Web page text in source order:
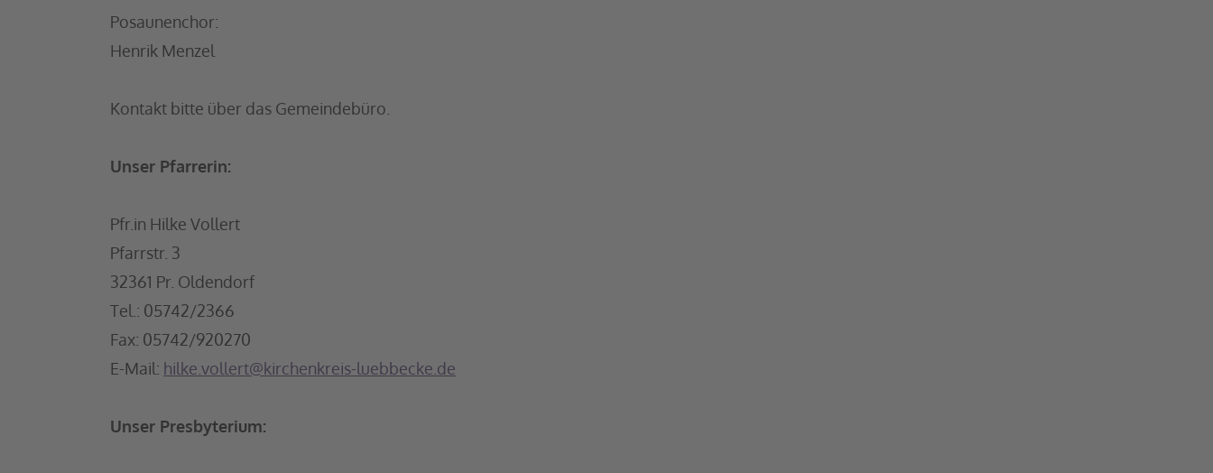
Posaunenchor:
Henrik Menzel
Kontakt bitte über das Gemeindebüro.
Unser Pfarrerin:
Pfr.in Hilke Vollert
Pfarrstr. 3
32361 Pr. Oldendorf
Tel.: 05742/2366
Fax: 05742/920270
E-Mail: hilke.vollert@kirchenkreis-luebbecke.de
Unser Presbyterium: